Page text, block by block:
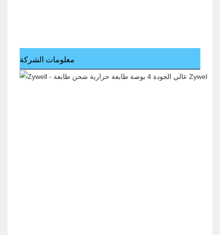
معلومات الشركة